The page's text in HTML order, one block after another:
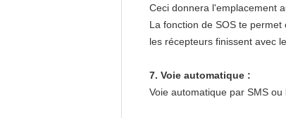
Ceci donnera l'emplacement
La fonction de SOS te
les récepteurs finissent avec
7. Voie automatique :
Voie automatique par SMS